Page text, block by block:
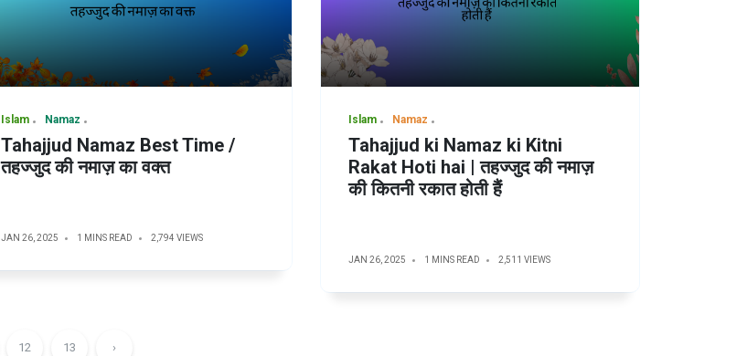
Islam Namaz
Tahajjud Namaz Best Time /
तहज्जुद की नमाज़ का वक्त
JAN 26, 2025 1 MINS READ 2,794 VIEWS
Islam Namaz
Tahajjud ki Namaz ki Kitni
Rakat Hoti hai | तहज्जुद की नमाज़
की कितनी रकात होती हैं
JAN 26, 2025 1 MINS READ 2,511 VIEWS
12 13 ›